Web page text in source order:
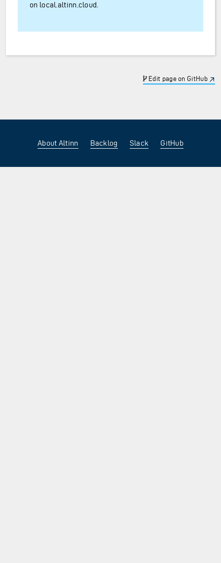
on local.altinn.cloud.
Edit page on GitHub
About Altinn Backlog Slack GitHub